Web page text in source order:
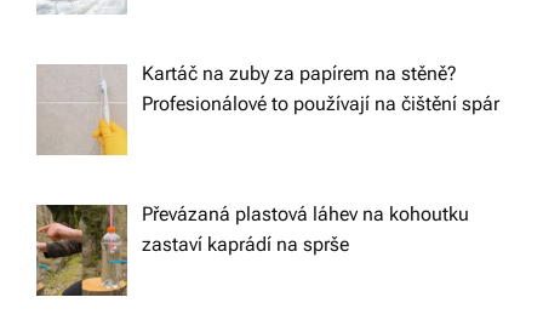
Kartáč na zuby za papírem na stěně?
Profesionálové to používají na čištění spár
Převázaná plastová láhev na kohoutku
zastaví kaprádí na sprše